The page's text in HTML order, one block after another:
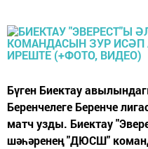
Бүген Биектау
Беренчелеге Беренче
матч узды. Биектау
шәһәренең "ДЮСШ"